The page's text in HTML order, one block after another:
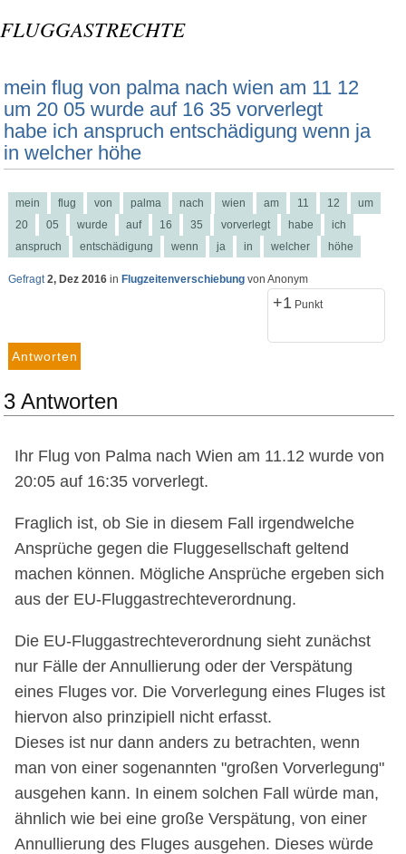
FLUGGASTRECHTE
mein flug von palma nach wien am 11 12
um 20 05 wurde auf 16 35 vorverlegt
habe ich anspruch entschädigung wenn ja
in welcher höhe
mein flug von palma nach wien am 11 12
um
20
05 wurde auf 16 35 vorverlegt habe
ich
anspruch
entschädigung wenn ja in welcher höhe
Gefragt 2, Dez 2016 inFlugzeitenverschiebung vonAnonym
+1 Punkt
3 Antworten
Ihr Flug von Palma nach Wien am 11.12 wurde von
20:05 auf 16:35 vorverlegt.
Fraglich ist, ob Sie in diesem Fall irgendwelche
Ansprüche gegen die Fluggesellschaft geltend
machen können. Mögliche Ansprüche ergeben sich
aus der EU-Fluggastrechteverordnung.
Die EU-Fluggastrechteverordnung sieht zunächst
nur Fälle der Annullierung oder der Verspätung
eines Fluges vor. Die Vorverlegung eines Fluges ist
hiervon also prinzipiell nicht erfasst.
Dieses ist nur dann anders zu betrachten, wenn
man von einer sogenannten "großen Vorverlegung"
ausgehen kann. In einem solchen Fall würde man,
ähnlich wie bei eine große Verspätung, von einer
Annullierung des Fluges ausgehen. Dieses würde